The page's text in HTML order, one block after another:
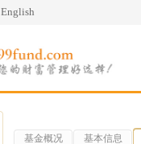
English
基金概况 基本信息